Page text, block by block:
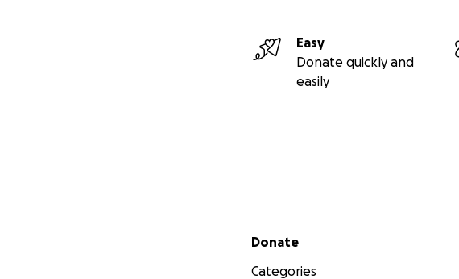
Easy
Donate quickly and
easily
Secondary menu
Donate
Categories